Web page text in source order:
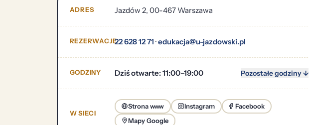
ADRES Jazdów 2, 00-467 Warszawa
REZERWACJE22 628 12 71 ·edukacja@u-jazdowski.pl
GODZINY Dziś otwarte: 11:00–19:00 Pozostałe godziny ↓
W SIECI
Strona www Instagram
Facebook
Mapy Google